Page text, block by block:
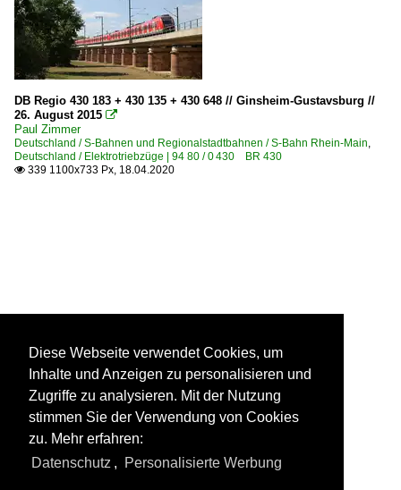
DB Regio 430 183 + 430 135 + 430 648 // Ginsheim-Gustavsburg //
26. August 2015 
Paul Zimmer
Deutschland / S-Bahnen und Regionalstadtbahnen / S-Bahn Rhein-Main,
Deutschland / Elektrotriebzüge | 94 80 / 0 430 BR 430
 339 1100x733 Px, 18.04.2020
Diese Webseite verwendet Cookies, um
Inhalte und Anzeigen zu personalisieren und
Zugriffe zu analysieren. Mit der Nutzung
stimmen Sie der Verwendung von Cookies
zu. Mehr erfahren:
Datenschutz , Personalisierte Werbung